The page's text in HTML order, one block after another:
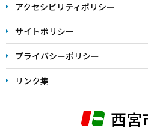
アクセシビリティポリシー
サイトポリシー
プライバシーポリシー
リンク集
西宮